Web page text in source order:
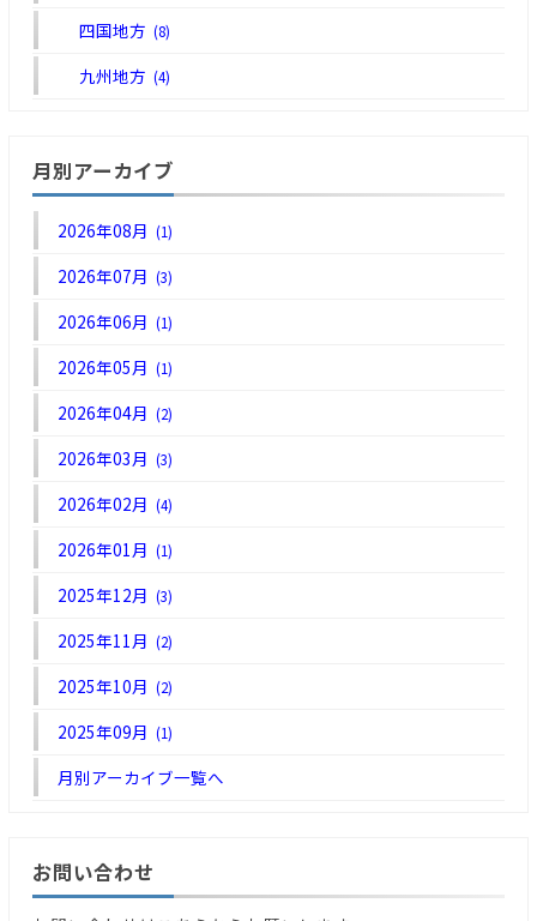
四国地方(8)
九州地方(4)
月別アーカイブ
2026年08月(1)
2026年07月(3)
2026年06月(1)
2026年05月(1)
2026年04月(2)
2026年03月(3)
2026年02月(4)
2026年01月(1)
2025年12月(3)
2025年11月(2)
2025年10月(2)
2025年09月(1)
月別アーカイブ一覧へ
お問い合わせ